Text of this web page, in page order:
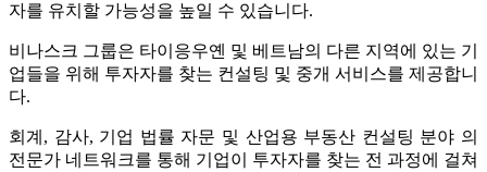
자를 유치할 가능성을 높일 수 있습니다.
비나스크 그룹은 타이응우옌 및 베트남의 다른 지역에 있는 기
업들을 위해 투자자를 찾는 컨설팅 및 중개 서비스를 제공합니
다.
회계, 감사, 기업 법률 자문 및 산업용 부동산 컨설팅 분야 의
전문가 네트워크를 통해 기업이 투자자를 찾는 전 과정에 걸쳐